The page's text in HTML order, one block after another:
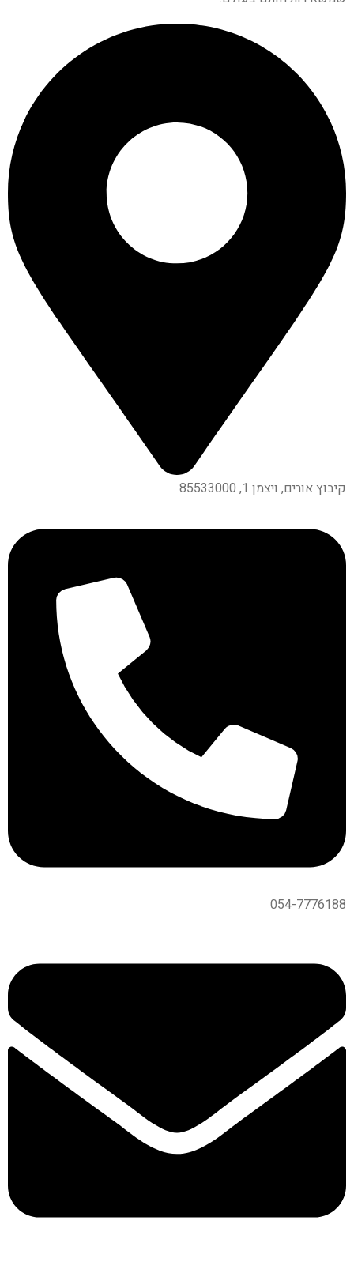
קיבוץ אורים, ויצמן 1, 85533000
054-7776188